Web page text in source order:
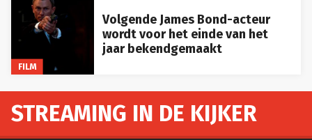
FILM
Volgende James Bond-acteur
wordt voor het einde van het
jaar bekendgemaakt
STREAMING IN DE KIJKER